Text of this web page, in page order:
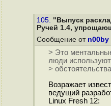
105. "Выпуск
Ручей 1.4,
Сообщение от n00by
> Это
люди
>
Возражает
ведущий
Linux Fresh 12: